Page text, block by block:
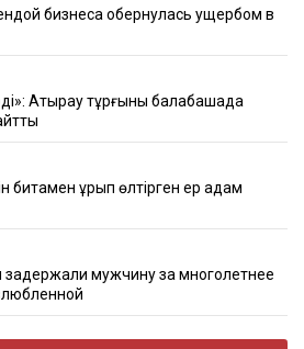
бизнеса обернулась ущербом в
Атырау тұрғыны балабақшада
битамен ұрып өлтірген ер адам
задержали мужчину за многолетнее